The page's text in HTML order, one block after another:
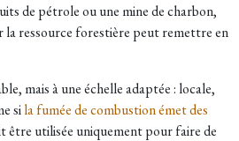
de pétrole ou une mine de charbon,
la ressource forestière peut remettre en
mais à une échelle adaptée : locale,
sila fumée de combustion émet des
être utilisée uniquement pour faire de